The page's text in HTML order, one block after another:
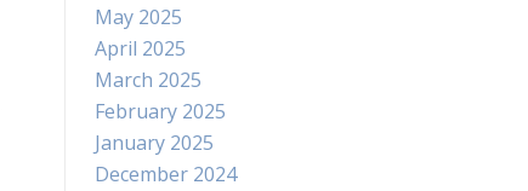
May 2025
April 2025
March 2025
February 2025
January 2025
December 2024